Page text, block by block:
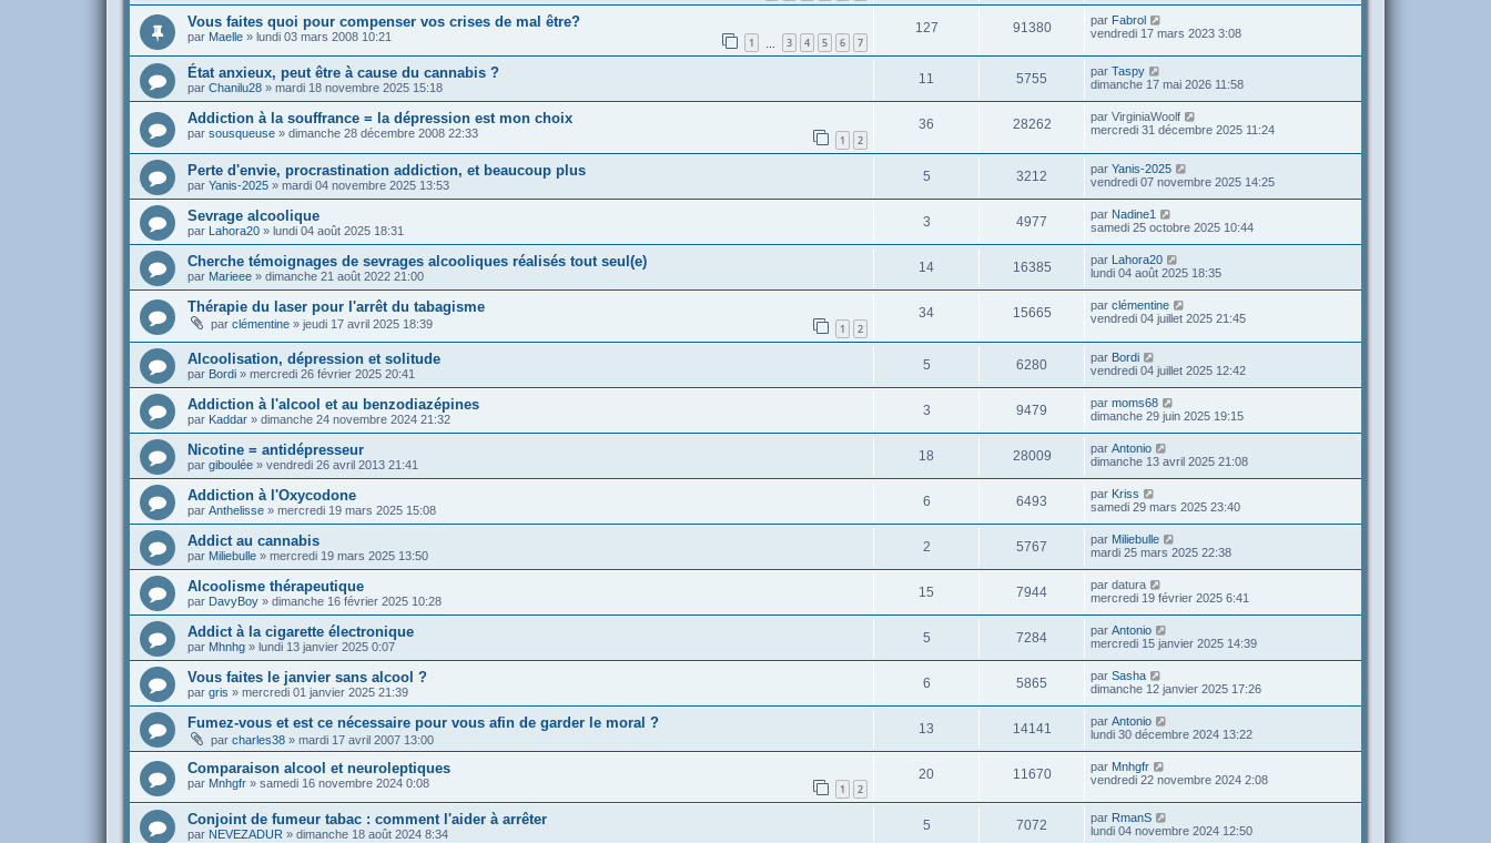
Vous faites quoi pour compenser vos crises de mal être?
par Maelle » lundi 03 mars 2008 10:21 1 3 4 5 6 7
127 91380 par Fabrol
vendredi 17 mars 2023 3:08
État anxieux, peut être à cause du cannabis ?
par Chanilu28 » mardi 18 novembre 2025 15:18
11 5755 par Taspy
dimanche 17 mai 2026 11:58
Addiction à la souffrance = la dépression est mon choix
par sousqueuse » dimanche 28 décembre 2008 22:33 1 2
36 28262 par VirginiaWoolf
mercredi 31 décembre 2025 11:24
Perte d'envie, procrastination addiction, et beaucoup plus
par Yanis-2025 » mardi 04 novembre 2025 13:53
5 3212 par Yanis-2025
vendredi 07 novembre 2025 14:25
Sevrage alcoolique
par Lahora20 » lundi 04 août 2025 18:31
3 4977 par Nadine1
samedi 25 octobre 2025 10:44
Cherche témoignages de sevrages alcooliques réalisés tout seul(e)
par Marieee » dimanche 21 août 2022 21:00
14 16385 par Lahora20
lundi 04 août 2025 18:35
Thérapie du laser pour l'arrêt du tabagisme
par clémentine » jeudi 17 avril 2025 18:39 1 2
34 15665 par clémentine
vendredi 04 juillet 2025 21:45
Alcoolisation, dépression et solitude
par Bordi » mercredi 26 février 2025 20:41
5 6280 par Bordi
vendredi 04 juillet 2025 12:42
Addiction à l'alcool et au benzodiazépines
par Kaddar » dimanche 24 novembre 2024 21:32
3 9479 par moms68
dimanche 29 juin 2025 19:15
Nicotine = antidépresseur
par giboulée » vendredi 26 avril 2013 21:41
18 28009 par Antonio
dimanche 13 avril 2025 21:08
Addiction à l'Oxycodone
par Anthelisse » mercredi 19 mars 2025 15:08
6 6493 par Kriss
samedi 29 mars 2025 23:40
Addict au cannabis
par Miliebulle » mercredi 19 mars 2025 13:50
2 5767 par Miliebulle
mardi 25 mars 2025 22:38
Alcoolisme thérapeutique
par DavyBoy » dimanche 16 février 2025 10:28
15 7944 par datura
mercredi 19 février 2025 6:41
Addict à la cigarette électronique
par Mhnhg » lundi 13 janvier 2025 0:07
5 7284 par Antonio
mercredi 15 janvier 2025 14:39
Vous faites le janvier sans alcool ?
par gris » mercredi 01 janvier 2025 21:39
6 5865 par Sasha
dimanche 12 janvier 2025 17:26
Fumez-vous et est ce nécessaire pour vous afin de garder le moral ?
par charles38 » mardi 17 avril 2007 13:00
13 14141 par Antonio
lundi 30 décembre 2024 13:22
Comparaison alcool et neuroleptiques
par Mnhgfr » samedi 16 novembre 2024 0:08 1 2
20 11670 par Mnhgfr
vendredi 22 novembre 2024 2:08
Conjoint de fumeur tabac : comment l'aider à arrêter
par NEVEZADUR » dimanche 18 août 2024 8:34
5 7072 par RmanS
lundi 04 novembre 2024 12:50